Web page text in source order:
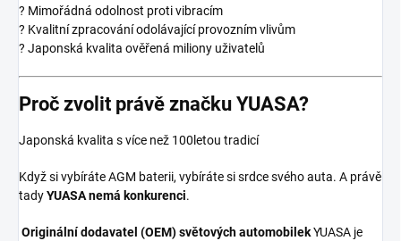
? Mimořádná odolnost proti vibracím
? Kvalitní zpracování odolávající provozním vlivům
? Japonská kvalita ověřená miliony uživatelů
Proč zvolit právě značku YUASA?
Japonská kvalita s více než 100letou tradicí
Když si vybíráte AGM baterii, vybíráte si srdce svého auta. A právě
tadyYUASA nemá konkurenci.
Originální dodavatel (OEM) světových automobilekYUASA je